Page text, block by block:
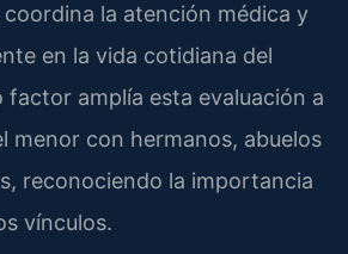
coordina la atención médica y
en la vida cotidiana del
factor amplía esta evaluación a
menor con hermanos, abuelos
reconociendo la importancia
vínculos.